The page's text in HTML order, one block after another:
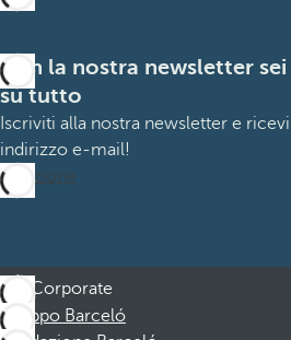
Con la nostra newsletter
su tutto
Iscriviti alla nostra newsletter e
indirizzo e-mail!
Iscrizione
Corporate
Gruppo Barceló